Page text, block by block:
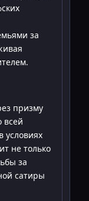
за
призму
всей
условиях
не только
за
сатиры